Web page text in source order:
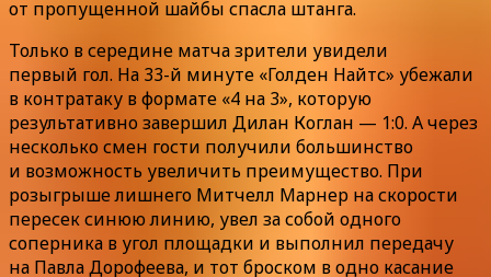
от пропущенной шайбы спасла штанга.
Только в середине матча зрители увидели
первый гол. На 33-й минуте «Голден Найтс» убежали
в контратаку в формате «4 на 3», которую
результативно завершил Дилан Коглан — 1:0. А через
несколько смен гости получили большинство
и возможность увеличить преимущество. При
розыгрыше лишнего Митчелл Марнер на скорости
пересек синюю линию, увел за собой одного
соперника в угол площадки и выполнил передачу
на Павла Дорофеева, и тот броском в одно касание